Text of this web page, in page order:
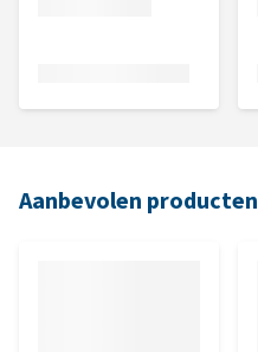
Aanbevolen producten